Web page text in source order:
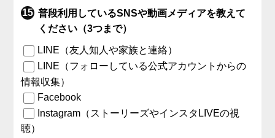
普段利用しているSNSや動画メディアを教えて
ください（3つまで）
LINE（友人知人や家族と連絡）
LINE（フォローしている公式アカウントからの
情報収集）
Facebook
Instagram（ストーリーズやインスタLIVEの視
聴）